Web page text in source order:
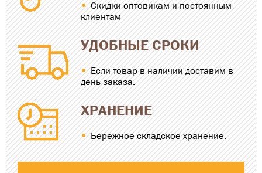
Скидки оптовикам и постоянным
клиентам
УДОБНЫЕ СРОКИ
Если товар в наличии доставим в
день заказа.
ХРАНЕНИЕ
Бережное складское хранение.